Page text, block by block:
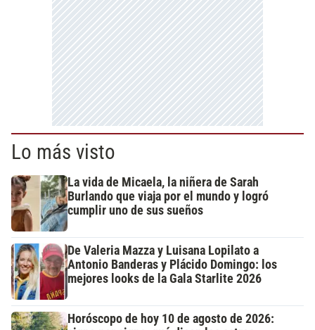
Lo más visto
La vida de Micaela, la niñera de Sarah
Burlando que viaja por el mundo y logró
cumplir uno de sus sueños
De Valeria Mazza y Luisana Lopilato a
Antonio Banderas y Plácido Domingo: los
mejores looks de la Gala Starlite 2026
Horóscopo de hoy 10 de agosto de 2026: